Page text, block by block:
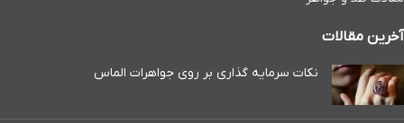
گوشواره میخی حوا